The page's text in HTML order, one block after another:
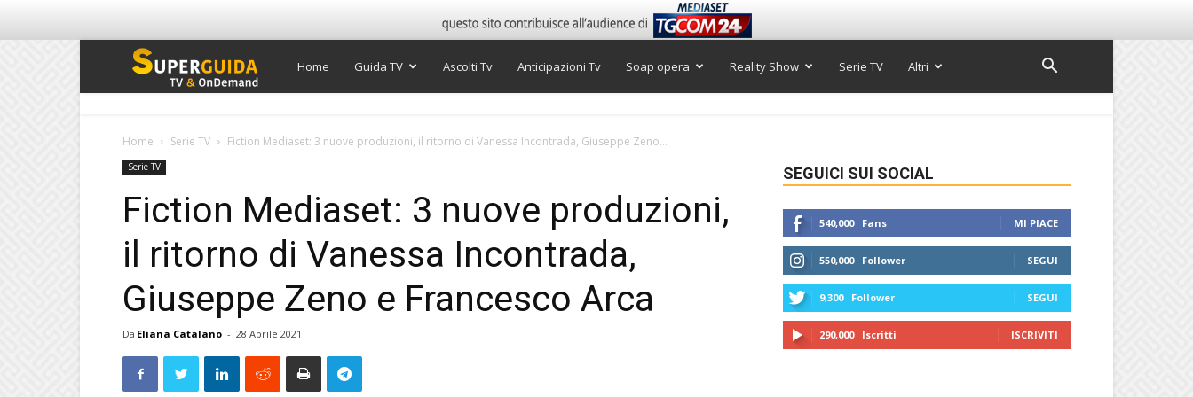
Super
Home Guida TV Ascolti Tv Anticipazioni Tv Soap opera Reality Show Serie TV Altri
Home Serie TV Fiction Mediaset: 3 nuove produzioni, il ritorno di Vanessa Incontrada, Giuseppe Zeno...
Serie TV
Fiction Mediaset: 3 nuove produzioni,
il ritorno di Vanessa Incontrada,
Giuseppe Zeno e Francesco Arca
Da Eliana Catalano - 28 Aprile 2021
SEGUICI SUI SOCIAL
540,000 Fans MI PIACE
550,000 Follower SEGUI
9,300 Follower SEGUI
290,000 Iscritti ISCRIVITI